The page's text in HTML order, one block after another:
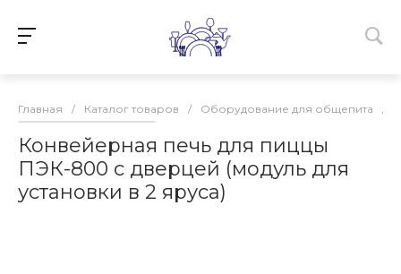
Главная / Каталог товаров / Оборудование для общепита /
Конвейерная печь для пиццы
ПЭК-800 с дверцей (модуль для
установки в 2 яруса)